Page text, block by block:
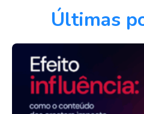
Últimas